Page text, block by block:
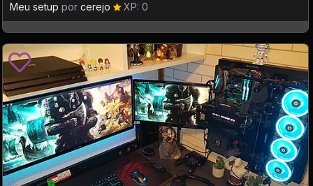
Meu setup por cerejo XP: 0